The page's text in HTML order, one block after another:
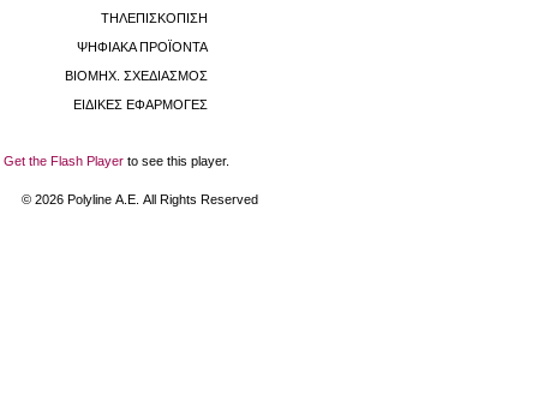
ΤΗΛΕΠΙΣΚΟΠΙΣΗ
ΨΗΦΙΑΚΑ ΠΡΟΪΟΝΤΑ
ΒΙΟΜHX. ΣΧΕΔΙΑΣΜΟΣ
ΕΙΔΙΚΕΣ ΕΦΑΡΜΟΓΕΣ
Get the Flash Player to see this player.
© 2026 Polyline Α.Ε. All Rights Reserved